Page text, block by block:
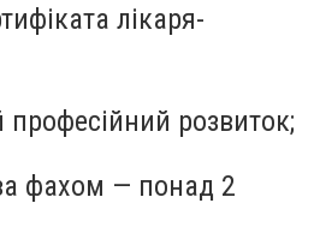
лікаря-
професійний розвиток;
фахом — понад 2